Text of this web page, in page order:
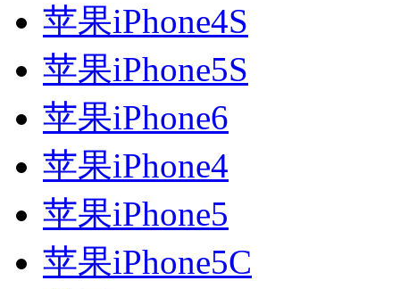
苹果iPhone4S
苹果iPhone5S
苹果iPhone6
苹果iPhone4
苹果iPhone5
苹果iPhone5C